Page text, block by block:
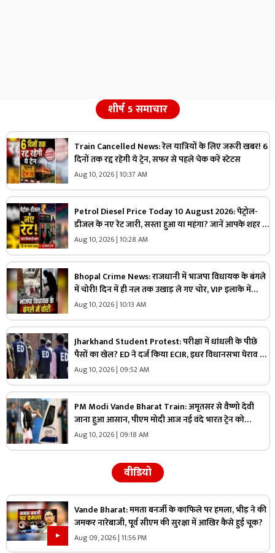
शीर्ष 5 समाचार
Train Cancelled News: रेल यात्रियों के लिए जरूरी खबर! 6
दिनों तक रद्द रहेगी ये ट्रेन, सफर से पहले चेक करें स्टेटस
Aug 10, 2026 | 10:37 AM
Petrol Diesel Price Today 10 August 2026: पेट्रोल-
डीजल के नए रेट जारी, सस्ता हुआ या महंगा? जानें आपके शहर में
आज कितना है भाव
Aug 10, 2026 | 10:28 AM
Bhopal Crime News: राजधानी में भाजपा विधायक के बंगले
में चोरी! दिन में ही नल तक उखाड़ ले गए चोर, VIP इलाके में
वारदात से हड़कंप
Aug 10, 2026 | 10:13 AM
Jharkhand Student Protest: परीक्षा में धांधली के पीछे
पैसों का खेल? ED ने दर्ज किया ECIR, इधर विधानसभा घेराव के
लिए निकले प्रदर्शनकारी छात्र
Aug 10, 2026 | 09:52 AM
PM Modi Vande Bharat Train: अमृतसर से वैष्णो देवी
जाना हुआ आसान, पीएम मोदी आज नई वंदे भारत ट्रेन को
दिखाएंगे हरी झंडी, जानें रूट और टाइमिंग
Aug 10, 2026 | 09:18 AM
वीडियो
Vande Bharat: ममता बनर्जी के काफिले पर हमला, भीड़ ने की
जमकर नारेबाजी, पूर्व सीएम की सुरक्षा में आखिर कैसे हुई चूक?
Aug 09, 2026 | 11:56 PM